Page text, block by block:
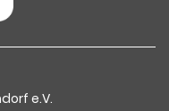
e.V.